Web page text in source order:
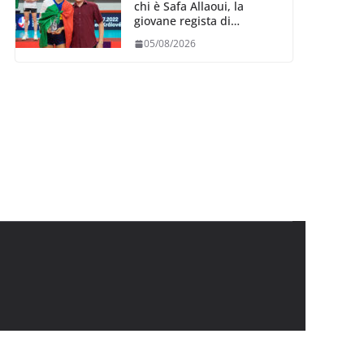
chi è Safa Allaoui, la
giovane regista di
collegiale di Cavalese
05/08/2026